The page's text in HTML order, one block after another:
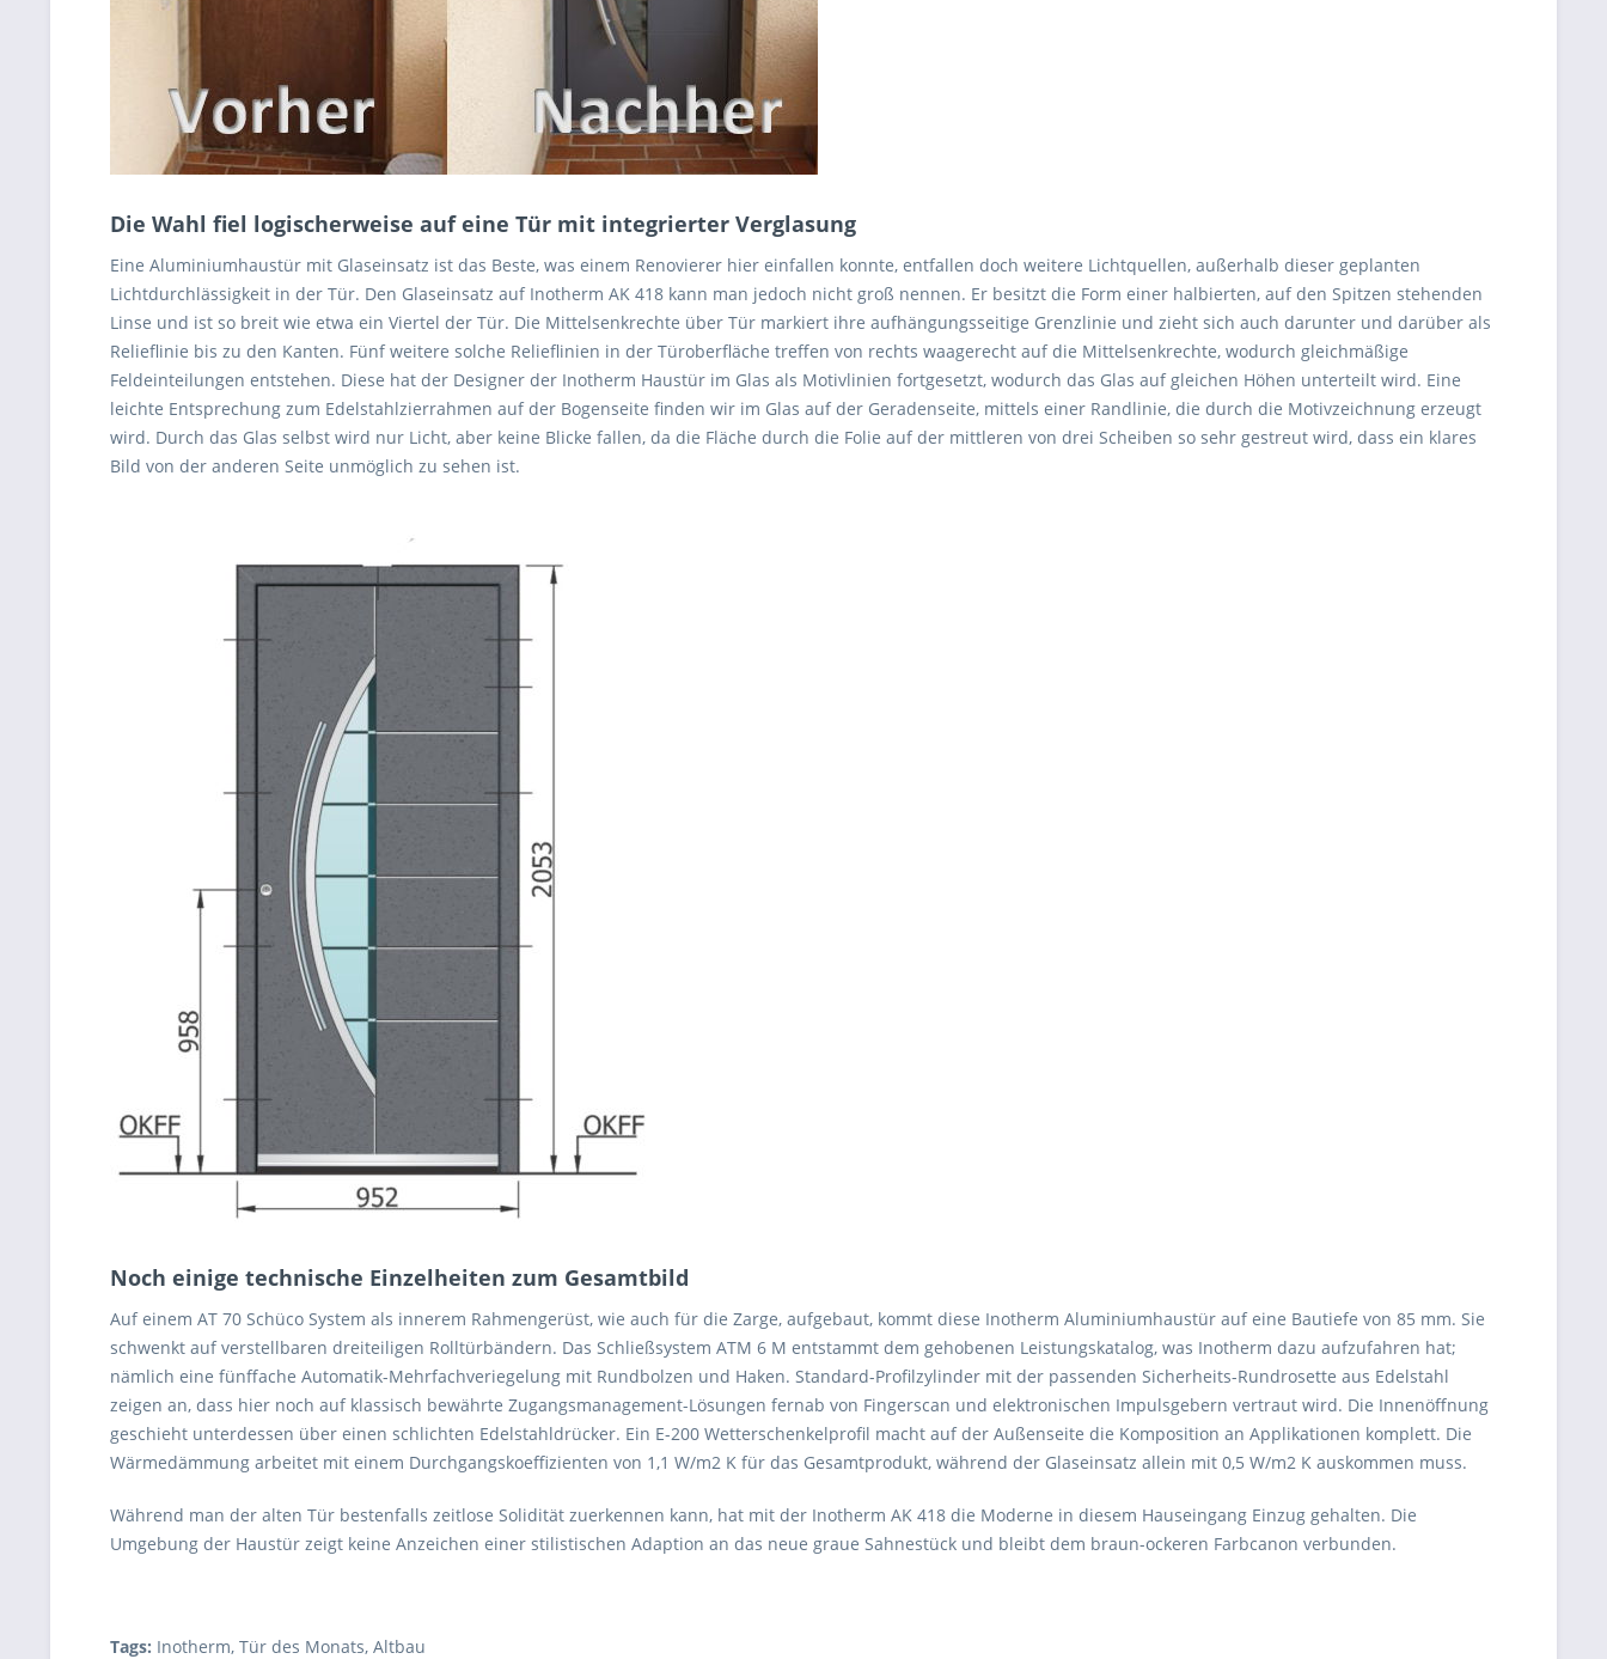
Die Wahl fiel logischerweise auf eine Tür mit integrierter Verglasung
Eine Aluminiumhaustür mit Glaseinsatz ist das Beste, was einem Renovierer hier einfallen konnte, entfallen doch weitere Lichtquellen, außerhalb dieser geplanten
Lichtdurchlässigkeit in der Tür. Den Glaseinsatz auf Inotherm AK 418 kann man jedoch nicht groß nennen. Er besitzt die Form einer halbierten, auf den Spitzen stehenden
Linse und ist so breit wie etwa ein Viertel der Tür. Die Mittelsenkrechte über Tür markiert ihre aufhängungsseitige Grenzlinie und zieht sich auch darunter und darüber als
Relieflinie bis zu den Kanten. Fünf weitere solche Relieflinien in der Türoberfläche treffen von rechts waagerecht auf die Mittelsenkrechte, wodurch gleichmäßige
Feldeinteilungen entstehen. Diese hat der Designer der Inotherm Haustür im Glas als Motivlinien fortgesetzt, wodurch das Glas auf gleichen Höhen unterteilt wird. Eine
leichte Entsprechung zum Edelstahlzierrahmen auf der Bogenseite finden wir im Glas auf der Geradenseite, mittels einer Randlinie, die durch die Motivzeichnung erzeugt
wird. Durch das Glas selbst wird nur Licht, aber keine Blicke fallen, da die Fläche durch die Folie auf der mittleren von drei Scheiben so sehr gestreut wird, dass ein klares
Bild von der anderen Seite unmöglich zu sehen ist.
Noch einige technische Einzelheiten zum Gesamtbild
Auf einem AT 70 Schüco System als innerem Rahmengerüst, wie auch für die Zarge, aufgebaut, kommt diese Inotherm Aluminiumhaustür auf eine Bautiefe von 85 mm. Sie
schwenkt auf verstellbaren dreiteiligen Rolltürbändern. Das Schließsystem ATM 6 M entstammt dem gehobenen Leistungskatalog, was Inotherm dazu aufzufahren hat;
nämlich eine fünffache Automatik-Mehrfachveriegelung mit Rundbolzen und Haken. Standard-Profilzylinder mit der passenden Sicherheits-Rundrosette aus Edelstahl
zeigen an, dass hier noch auf klassisch bewährte Zugangsmanagement-Lösungen fernab von Fingerscan und elektronischen Impulsgebern vertraut wird. Die Innenöffnung
geschieht unterdessen über einen schlichten Edelstahldrücker. Ein E-200 Wetterschenkelprofil macht auf der Außenseite die Komposition an Applikationen komplett. Die
Wärmedämmung arbeitet mit einem Durchgangskoeffizienten von 1,1 W/m2 K für das Gesamtprodukt, während der Glaseinsatz allein mit 0,5 W/m2 K auskommen muss.
Während man der alten Tür bestenfalls zeitlose Solidität zuerkennen kann, hat mit der Inotherm AK 418 die Moderne in diesem Hauseingang Einzug gehalten. Die
Umgebung der Haustür zeigt keine Anzeichen einer stilistischen Adaption an das neue graue Sahnestück und bleibt dem braun-ockeren Farbcanon verbunden.
Tags: Inotherm, Tür des Monats, Altbau